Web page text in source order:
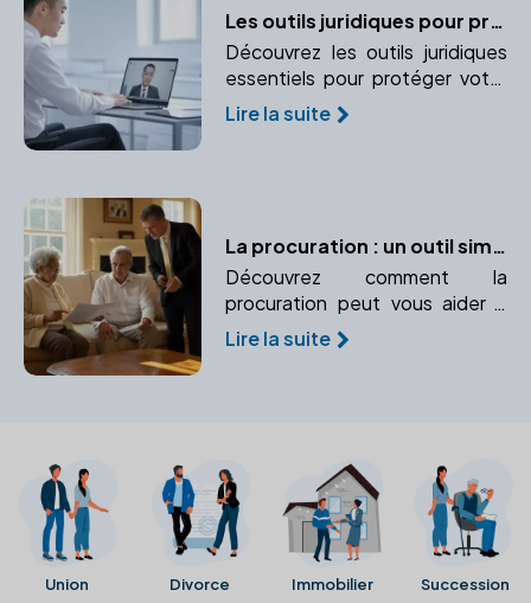
Les outils juridiques pour protéger l'entreprise et ses dirigeants
Découvrez les outils juridiques
essentiels pour protéger votre
entreprise et vos
responsabilités en tant que
Lire la suite
La procuration : un outil simple pour protéger vos intérêts
Découvrez comment la
procuration peut vous aider à
gérer vos affaires en cas
d'incapacité. Apprenez-en plus
Lire la suite
Union Divorce Immobilier Succession